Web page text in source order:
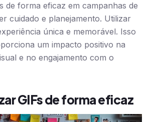
de forma eficaz em campanhas de
cuidado e planejamento. Utilizar
única e memorável. Isso
um impacto positivo na
e no engajamento com o
GIFs de forma eficaz